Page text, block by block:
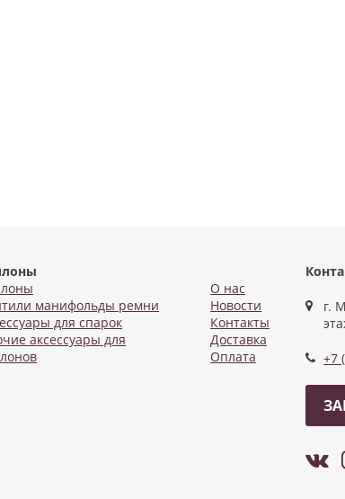
манифольды ремни
для спарок
аксессуары для
О нас
Новости
Контакты
Доставка
Оплата
г.
+7